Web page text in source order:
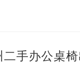
二手办公桌